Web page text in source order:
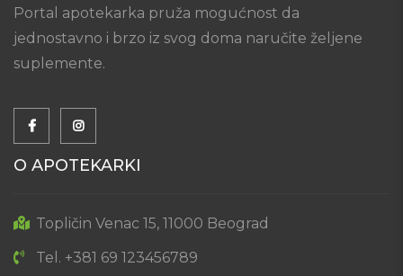
Portal apotekarka pruža mogućnost da
jednostavno i brzo iz svog doma naručite željene
suplemente.
O APOTEKARKI
Topličin Venac 15, 11000 Beograd
Tel. +381 69 123456789